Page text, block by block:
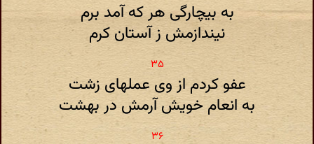
به بیچارگی هر که آمد برم
نیندازمش ز آستان کرم
عفو کردم از وی عملهای زشت
به انعام خویش آرمش در بهشت